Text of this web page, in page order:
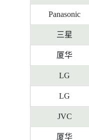
Panasonic
三星
厦华
LG
LG
JVC
厦华